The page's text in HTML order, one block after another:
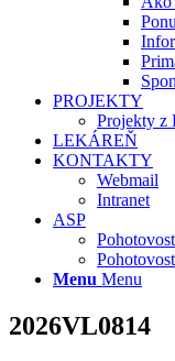
PROJEKTY
Projekty z
LEKÁREŇ
KONTAKTY
Webmail
Intranet
ASP
Menu Menu
2026VL0814